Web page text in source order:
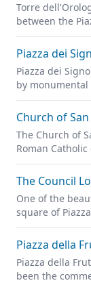
Torre
between the
representing
Padua.
Piazza dei
Piazza dei
by
room of Padua.
Church of
The Church of
Roman
the Piazza dei
The Council
One of the
square of
outstanding
16th centuries.
Piazza della
Piazza della
been the